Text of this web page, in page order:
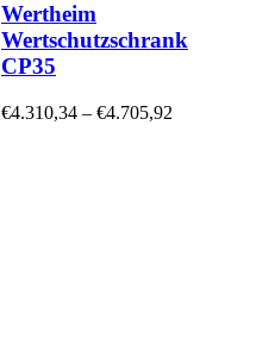
Wertheim
Wertschutzschrank
CP35
€4.310,34 – €4.705,92